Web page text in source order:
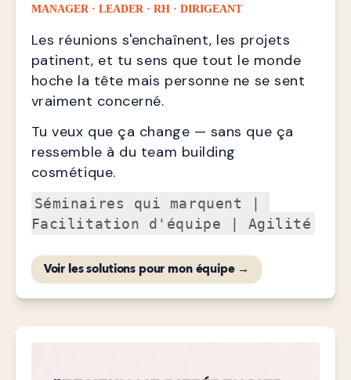
MANAGER · LEADER · RH · DIRIGEANT
Les réunions s'enchaînent, les projets
patinent, et tu sens que tout le monde
hoche la tête mais personne ne se sent
vraiment concerné.
Tu veux que ça change — sans que ça
ressemble à du team building
cosmétique.
Séminaires qui marquent |
Facilitation d'équipe | Agilité
Voir les solutions pour mon équipe →